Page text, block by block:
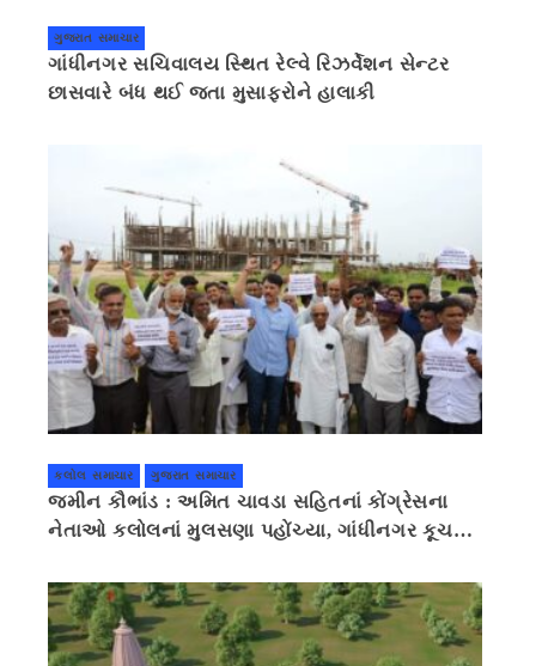
ગુજરાત સમાચાર
ગાંધીનગર સચિવાલય સ્થિત રેલ્વે રિઝર્વેશન સેન્ટર
છાસવારે બંધ થઈ જતા મુસાફરોને હાલાકી
કલોલ સમાચાર ગુજરાત સમાચાર
જમીન કૌભાંડ : અમિત ચાવડા સહિતનાં કોંગ્રેસના
નેતાઓ કલોલનાં મુલસણા પહોંચ્યા, ગાંધીનગર કૂચ